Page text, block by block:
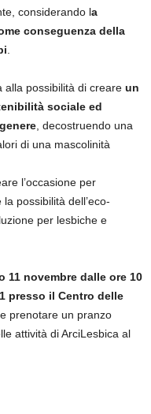
considerando la
conseguenza della
alla possibilità di creare un
sociale ed
, decostruendo una
di una mascolinità
l’occasione per
possibilità dell’eco-
per lesbiche e
11 novembre dalle ore 10
presso il Centro delle
prenotare un pranzo
attività di ArciLesbica al